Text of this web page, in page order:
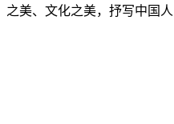
之美、文化之美，抒写中国